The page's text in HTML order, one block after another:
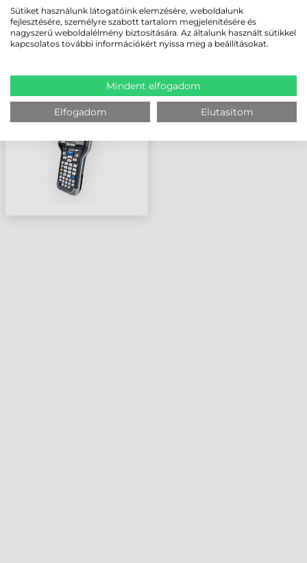
LEGUTÓBB MEGTEKINTETT TERMÉKEK
Sütiket használunk látogatóink elemzésére, weboldalunk
fejlesztésére, személyre szabott tartalom megjelenítésére és
nagyszerű weboldalélmény biztosítására. Az általunk használt sütikkel
kapcsolatos további információkért nyissa meg a beállításokat.
Mindent elfogadom
Elfogadom Elutasítom